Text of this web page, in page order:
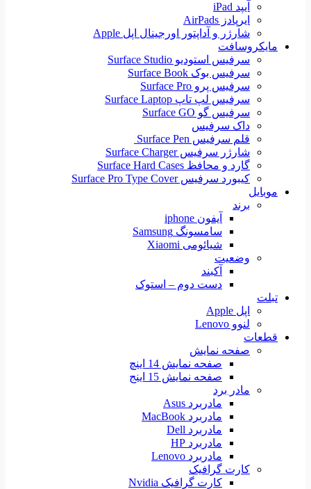
آیپد iPad
ایرپادز AirPads
شارژر و آداپتور اورجینال اپل Apple
مایکروسافت
سرفیس استودیو Surface Studio
سرفیس بوک Surface Book
سرفیس پرو Surface Pro
سرفیس لپ تاپ Surface Laptop
سرفیس گو Surface GO
داک سرفیس
قلم سرفیس Surface Pen
شارژر سرفیس Surface Charger
گارد و محافظ Surface Hard Cases
کیبورد سرفیس Surface Pro Type Cover
موبایل
برند
آیفون iphone
سامسونگ Samsung
شیائومی Xiaomi
وضعیت
آکبند
دست دوم – استوک
تبلت
اپل Apple
لنوو Lenovo
قطعات
صفحه نمایش
صفحه نمایش 14 اینچ
صفحه نمایش 15 اینج
مادر برد
مادربرد Asus
مادربرد MacBook
مادربرد Dell
مادربرد HP
مادربرد Lenovo
کارت گرافیک
کارت گرافیک Nvidia